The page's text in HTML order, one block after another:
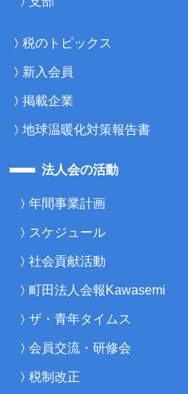
税のトピックス
新入会員
掲載企業
地球温暖化対策報告書
法人会の活動
年間事業計画
スケジュール
社会貢献活動
町田法人会報Kawasemi
ザ・青年タイムス
会員交流・研修会
税制改正